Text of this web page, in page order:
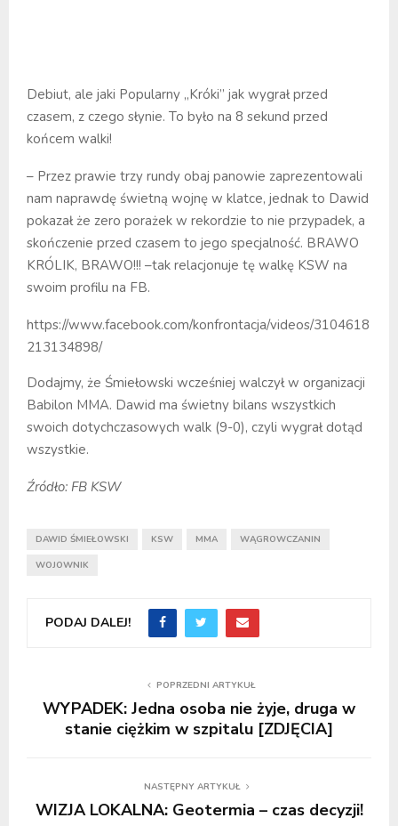
Debiut, ale jaki Popularny „Króki” jak wygrał przed
czasem, z czego słynie. To było na 8 sekund przed
końcem walki!
– Przez prawie trzy rundy obaj panowie zaprezentowali
nam naprawdę świetną wojnę w klatce, jednak to Dawid
pokazał że zero porażek w rekordzie to nie przypadek, a
skończenie przed czasem to jego specjalność. BRAWO
KRÓLIK, BRAWO!!! –tak relacjonuje tę walkę KSW na
swoim profilu na FB.
https://www.facebook.com/konfrontacja/videos/3104618
213134898/
Dodajmy, że Śmiełowski wcześniej walczył w organizacji
Babilon MMA. Dawid ma świetny bilans wszystkich
swoich dotychczasowych walk (9-0), czyli wygrał dotąd
wszystkie.
Źródło: FB KSW
DAWID ŚMIEŁOWSKI KSW MMA WĄGROWCZANIN
WOJOWNIK
PODAJ DALEJ!
POPRZEDNI ARTYKUŁ
WYPADEK: Jedna osoba nie żyje, druga w
stanie ciężkim w szpitalu [ZDJĘCIA]
NASTĘPNY ARTYKUŁ
WIZJA LOKALNA: Geotermia – czas decyzji!